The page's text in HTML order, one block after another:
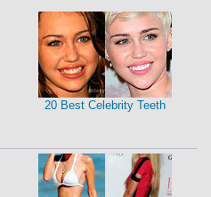
20 Best Celebrity Teeth